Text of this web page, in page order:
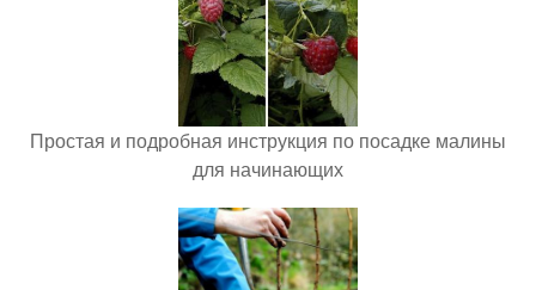
Простая и подробная инструкция по посадке малины
для начинающих